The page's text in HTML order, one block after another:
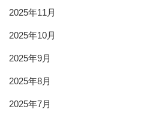
2025年11月
2025年10月
2025年9月
2025年8月
2025年7月